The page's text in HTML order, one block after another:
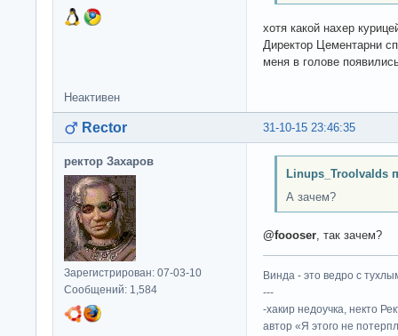
хотя какой нахер
Директор Цементарни
меня в голове
Неактивен
31-10-15 23:46:35
Rector
ректор Захаров
Зарегистрирован: 07-03-10
Сообщений: 1,584
Linups_Troolvalds
А зачем?
@foooser, так зачем?
Винда - это ведро с
---
-хакир недоучка, некто
автор «Я этого не